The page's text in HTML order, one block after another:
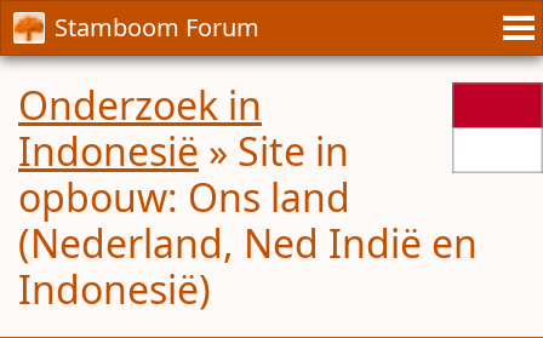
Stamboom Forum
Onderzoek in
Indonesië » Site in
opbouw: Ons land
(Nederland, Ned Indië en
Indonesië)